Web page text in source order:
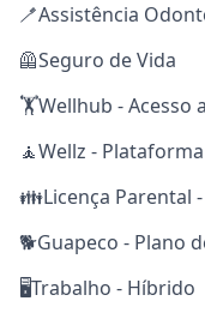
🪥Assistência
🦺Seguro de Vida
🏋️Wellhub - Acesso
🧘Wellz -
👪Licença Parental
🐕Guapeco - Plano
🖥️Trabalho - Híbrido